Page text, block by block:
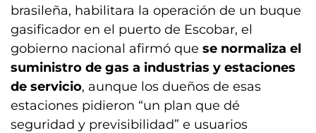
brasileña, habilitara la operación de un buque
gasificador en el puerto de Escobar, el
gobierno nacional afirmó que se normaliza el
suministro de gas a industrias y estaciones
de servicio, aunque los dueños de esas
estaciones pidieron “un plan que dé
seguridad y previsibilidad” e usuarios